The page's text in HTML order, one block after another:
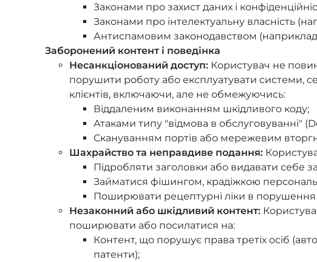
Законами про захист даних і
Законами про інтелектуальну власність
Антиспамовим законодавством
Заборонений контент і поведінка
Несанкціонований доступ:Користувач не
порушити роботу або експлуатувати системи,
клієнтів, включаючи, але не обмежуючись:
Віддаленим виконанням шкідливого коду;
Атаками типу "відмова в обслуговуванні"
Скануванням портів або мережевим
Шахрайство та неправдиве подання:
Підробляти заголовки або видавати себе
Займатися фішингом, крадіжкою
Поширювати рецептурні ліки в порушення
Незаконний або шкідливий контент:
поширювати або посилатися на:
Контент, що порушує права третіх осіб
патенти);